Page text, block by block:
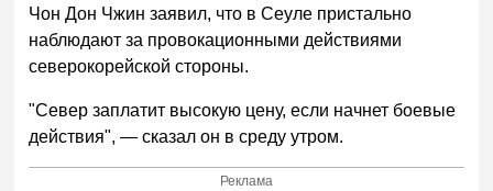
Чон Дон Чжин заявил, что в Сеуле пристально
наблюдают за провокационными действиями
северокорейской стороны.
"Север заплатит высокую цену, если начнет боевые
действия", — сказал он в среду утром.
Реклама